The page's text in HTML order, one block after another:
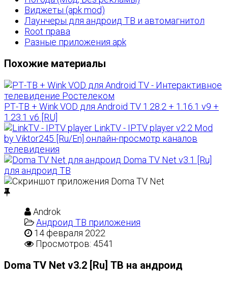
Виджеты (apk mod)
Лаунчеры для андроид ТВ и автомагнитол
Root права
Разные приложения apk
Похожие материалы
РТ-ТВ + Wink VOD для Android TV 1.28.2 + 1.16.1 v9 +
1.23.1 v6 [RU]
LinkTV - IPTV player v2.2 Mod
by Viktor245 [Ru/En] онлайн-просмотр каналов
телевидения
Doma TV Net v3.1 [Ru]
для андроид ТВ
Androk
Андроид ТВ приложения
14 февраля 2022
Просмотров: 4541
Doma TV Net v3.2 [Ru] ТВ на андроид